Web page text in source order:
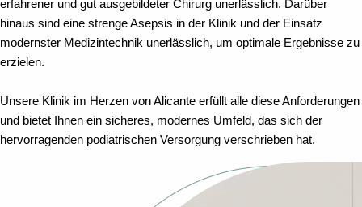
erfahrener und gut ausgebildeter Chirurg unerlässlich. Darüber
hinaus sind eine strenge Asepsis in der Klinik und der Einsatz
modernster Medizintechnik unerlässlich, um optimale Ergebnisse zu
erzielen.
Unsere Klinik im Herzen von Alicante erfüllt alle diese Anforderungen
und bietet Ihnen ein sicheres, modernes Umfeld, das sich der
hervorragenden podiatrischen Versorgung verschrieben hat.